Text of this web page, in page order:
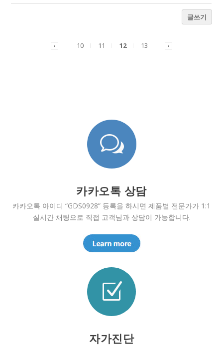
글쓰기
10 11 12 13
w
카카오톡 상담
카카오톡 아이디 “GDS0928” 등록을 하시면 제품별 전문가가 1:1
실시간 채팅으로 직접 고객님과 상담이 가능합니다.
Z
자가진단